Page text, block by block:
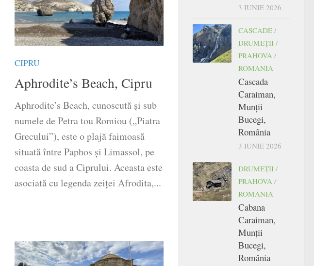
CIPRU
Aphrodite’s Beach, Cipru
Aphrodite’s Beach, cunoscută și sub
numele de Petra tou Romiou („Piatra
Grecului”), este o plajă faimoasă
situată între Paphos și Limassol, pe
coasta de sud a Ciprului. Aceasta este
asociată cu legenda zeiței Afrodita,...
3 IUNIE 2026
CASCADE /
DRUMEŢII /
PRAHOVA /
ROMANIA
Cascada
Caraiman,
Munții
Bucegi,
România
3 IUNIE 2026
DRUMEŢII /
PRAHOVA /
ROMANIA
Cabana
Caraiman,
Munții
Bucegi,
România